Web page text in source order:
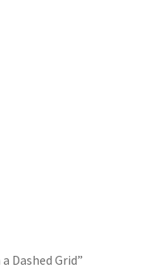
Dashed Grid”